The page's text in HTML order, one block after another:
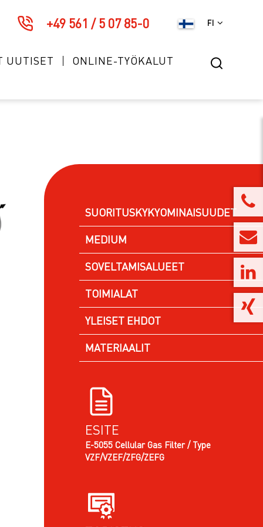
FI
+49 561 / 5 07 85-0
UUTISET ONLINE-TYÖKALUT
SUORITUSKYKYOMINAISUUDET
MEDIUM
SOVELTAMISALUEET
TOIMIALAT
YLEISET EHDOT
MATERIAALIT
ESITE
E-5055 Cellular Gas Filter / Type
VZF/VZEF/ZFG/ZEFG